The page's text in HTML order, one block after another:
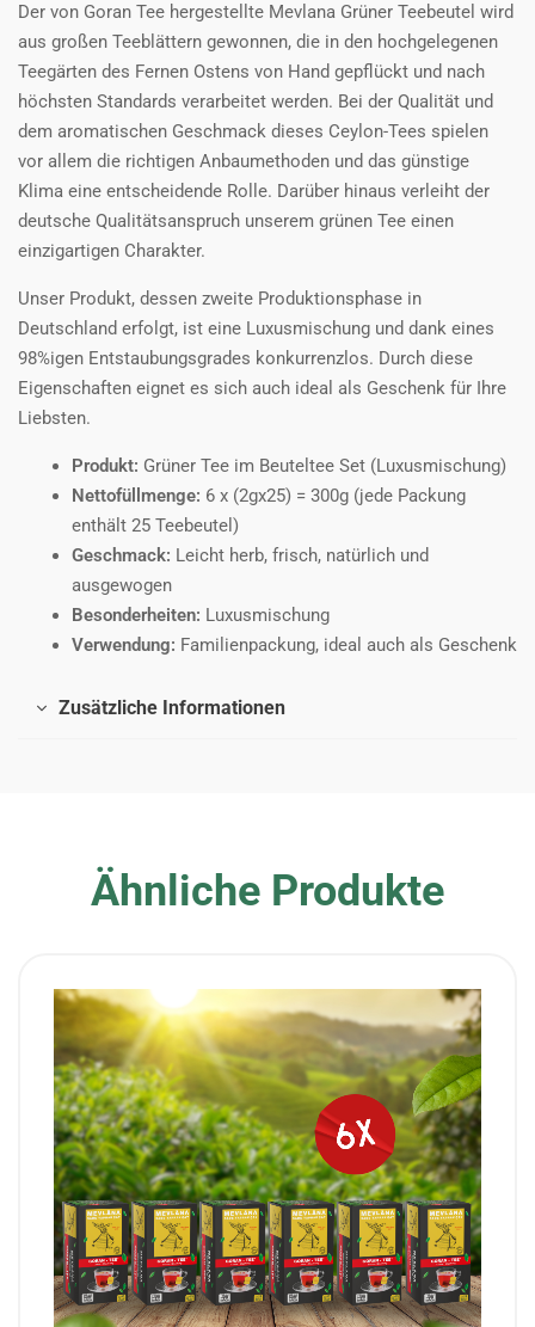
Der von Goran Tee hergestellte Mevlana Grüner Teebeutel wird
aus großen Teeblättern gewonnen, die in den hochgelegenen
Teegärten des Fernen Ostens von Hand gepflückt und nach
höchsten Standards verarbeitet werden. Bei der Qualität und
dem aromatischen Geschmack dieses Ceylon-Tees spielen
vor allem die richtigen Anbaumethoden und das günstige
Klima eine entscheidende Rolle. Darüber hinaus verleiht der
deutsche Qualitätsanspruch unserem grünen Tee einen
einzigartigen Charakter.
Unser Produkt, dessen zweite Produktionsphase in
Deutschland erfolgt, ist eine Luxusmischung und dank eines
98%igen Entstaubungsgrades konkurrenzlos. Durch diese
Eigenschaften eignet es sich auch ideal als Geschenk für Ihre
Liebsten.
Produkt: Grüner Tee im Beuteltee Set (Luxusmischung)
Nettofüllmenge: 6 x (2gx25) = 300g (jede Packung
enthält 25 Teebeutel)
Geschmack: Leicht herb, frisch, natürlich und
ausgewogen
Besonderheiten: Luxusmischung
Verwendung: Familienpackung, ideal auch als Geschenk
Zusätzliche Informationen
Ähnliche Produkte